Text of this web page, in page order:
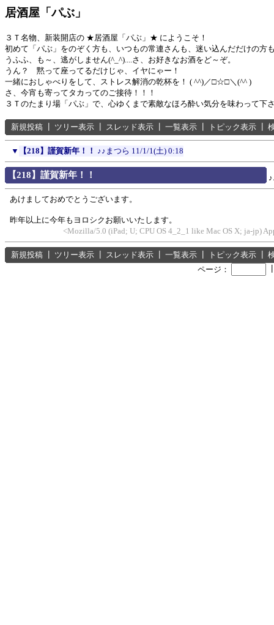
居酒屋「パぶ」
３Ｔ名物、新装開店の ★居酒屋「パぶ」★ にようこそ！
初めて「パぶ」をのぞく方も、いつもの常連さんも、迷い込んだだけの方
うふふ、も～、逃がしません(^_^)....さ、お好きなお酒をど～ぞ。
うん？ 黙って座ってるだけじゃ、イヤにゃー！
一緒におしゃべりをして、ストレス解消の乾杯を！ ( ^^)／□☆□＼(^^ )
さ、今宵も寄ってタカってのご接待！！！
３Ｔのたまり場「パぶ」で、心ゆくまで素敵なほろ酔い気分を味わって下
新規投稿 ツリー表示 スレッド表示 一覧表示 トピック表示
▼ 【218】謹賀新年！！ ♪♪まつら 11/1/1(土) 0:18
【218】謹賀新年！！
あけましておめでとうございます。
昨年以上に今年もヨロシクお願いいたします。
<Mozilla/5.0 (iPad; U; CPU OS 4_2_1 like Mac OS X; ja-jp)
新規投稿 ツリー表示 スレッド表示 一覧表示 トピック表示
ページ：